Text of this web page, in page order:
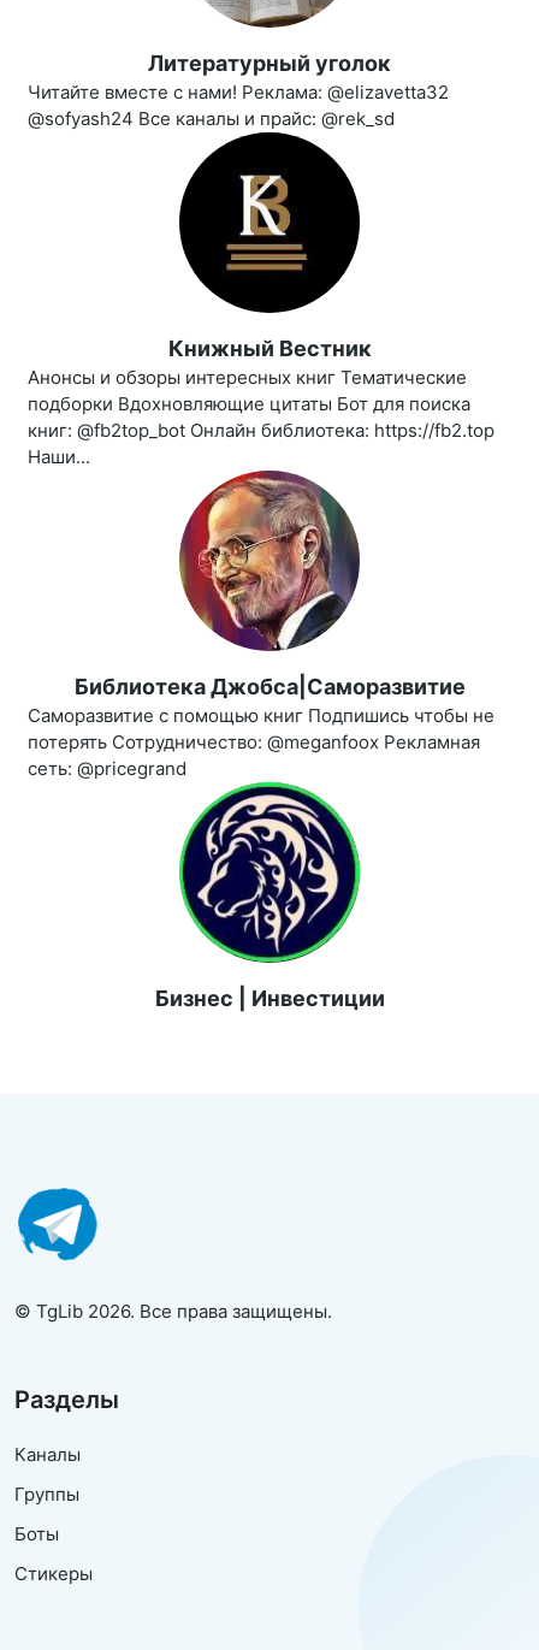
Литературный уголок
Читайте вместе с нами! Реклама: @elizavetta32
@sofyash24 Все каналы и прайс: @rek_sd
Книжный Вестник
Анонсы и обзоры интересных книг Тематические
подборки Вдохновляющие цитаты Бот для поиска
книг: @fb2top_bot Онлайн библиотека: https://fb2.top
Наши...
Библиотека Джобса|Саморазвитие
Саморазвитие с помощью книг Подпишись чтобы не
потерять Сотрудничество: @meganfoox Рекламная
сеть: @pricegrand
Бизнес | Инвестиции
© TgLib 2026. Все права защищены.
Разделы
Каналы
Группы
Боты
Стикеры